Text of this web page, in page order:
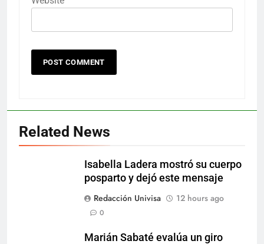
Related News
Isabella Ladera mostró su cuerpo
posparto y dejó este mensaje
Redacción Univisa
12 hours ago
0
Marián Sabaté evalúa un giro